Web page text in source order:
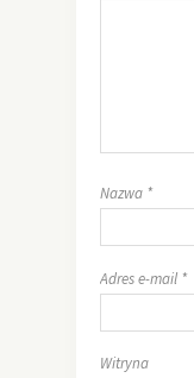
Nazwa *
Adres e-mail *
Witryna